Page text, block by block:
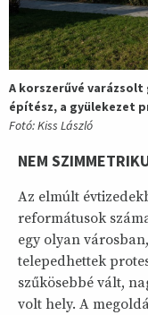
A korszerűvé
építész, a gyülekezet
Fotó: Kiss László
NEM
Az elmúlt
reformátusok
egy olyan
telepedhettek
szűkösebbé vált,
volt hely. A